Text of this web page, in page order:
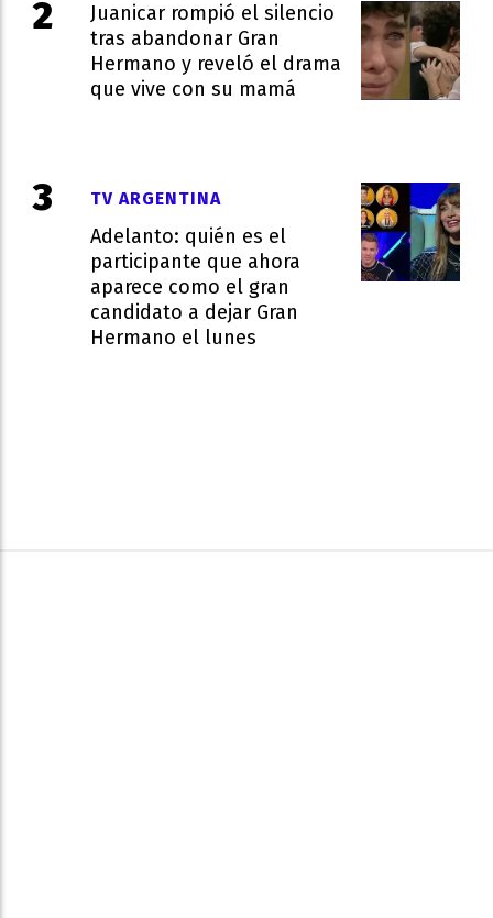
Juanicar rompió el silencio
tras abandonar Gran
Hermano y reveló el drama
que vive con su mamá
Adelanto: quién es el
participante que ahora
aparece como el gran
candidato a dejar Gran
Hermano el lunes
TV ARGENTINA